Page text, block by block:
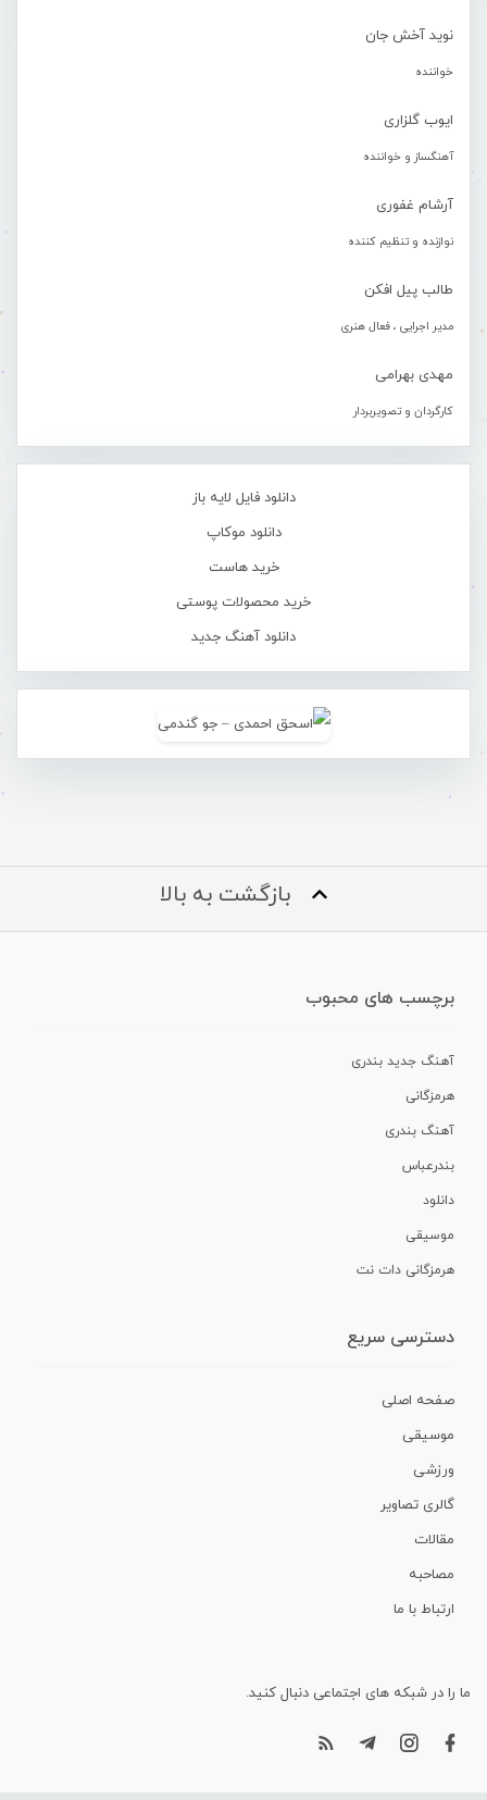
نوید آخش جان
خواننده
ایوب گلزاری
آهنگساز و خواننده
آرشام غفوری
نوازنده و تنظیم کننده
طالب پیل افکن
مدیر اجرایی ، فعال هنری
مهدی بهرامی
کارگردان و تصویربردار
دانلود فایل لایه باز
دانلود موکاپ
خرید هاست
خرید محصولات پوستی
دانلود آهنگ جدید
بازگشت به بالا
برچسب های محبوب
آهنگ جدید بندری
هرمزگانی
آهنگ بندری
بندرعباس
دانلود
موسیقی
هرمزگانی دات نت
دسترسی سریع
صفحه اصلی
موسیقی
ورزشی
گالری تصاویر
مقالات
مصاحبه
ارتباط با ما
ما را در شبکه های اجتماعی دنبال کنید.